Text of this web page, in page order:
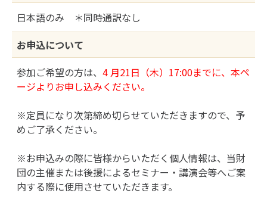
日本語のみ ＊同時通訳なし
お申込について
参加ご希望の方は、 4 月21日（木）17:00までに、本ペ
ージよりお申し込みください。
※定員になり次第締め切らせていただきますので、予
めご了承ください。
※お申込みの際に皆様からいただく個人情報は、当財
団の主催または後援によるセミナー・講演会等へご案
内する際に使用させていただきます。